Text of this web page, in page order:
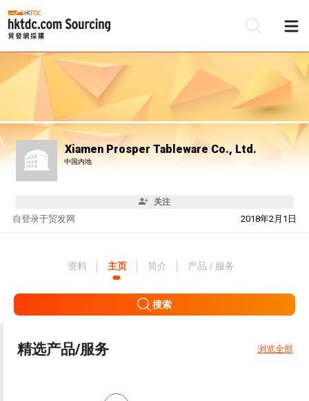
Xiamen Prosper Tableware Co., Ltd.
中国内地
关注
自 2018年2月1日
登录于贸发网
资料 主页 简介 产品 / 服务
搜索
精选产品/服务 浏览全部